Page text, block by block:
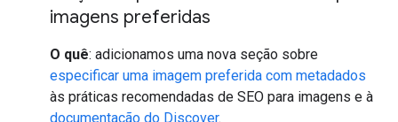
imagens preferidas
O quê: adicionamos uma nova seção sobre
especificar uma imagem preferida com metadados
às práticas recomendadas de SEO para imagens e à
documentação do Discover.